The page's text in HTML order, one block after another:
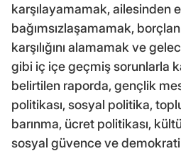
karşılayamamak, ailesinden
bağımsızlaşamamak,
karşılığını alamamak ve
gibi iç içe geçmiş sorunlarla
belirtilen raporda, gençlik
politikası, sosyal politika,
barınma, ücret politikası,
sosyal güvence ve